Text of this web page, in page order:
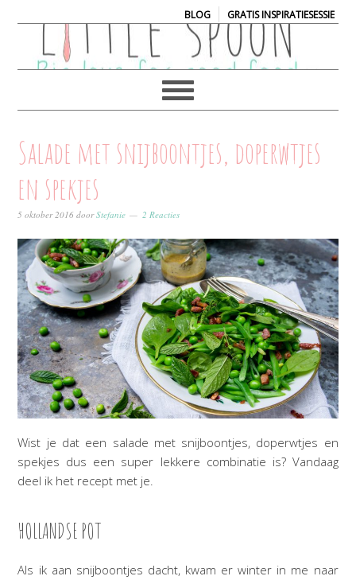
BLOG| GRATIS INSPIRATIESESSIE
Salade met snijboontjes, doperwtjes
en spekjes
5 oktober 2016 doorStefanie 2 Reacties
Wist je dat een salade met snijboontjes, doperwtjes en
spekjes dus een super lekkere combinatie is? Vandaag
deel ik het recept met je.
HOLLANDSE POT
Als ik aan snijboontjes dacht, kwam er winter in me naar